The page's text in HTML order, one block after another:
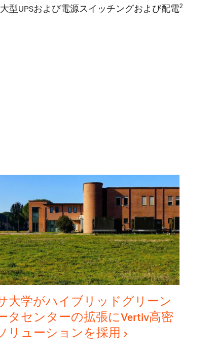
型UPSおよび電源スイッチングおよび配電2
大学がハイブリッドグリーン
タセンターの拡張にVertiv高密
リューションを採用